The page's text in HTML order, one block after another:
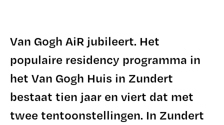
Van Gogh AiR jubileert. Het
populaire residency programma in
het Van Gogh Huis in Zundert
bestaat tien jaar en viert dat met
twee tentoonstellingen. In Zundert